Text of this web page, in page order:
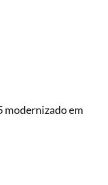
modernizado em